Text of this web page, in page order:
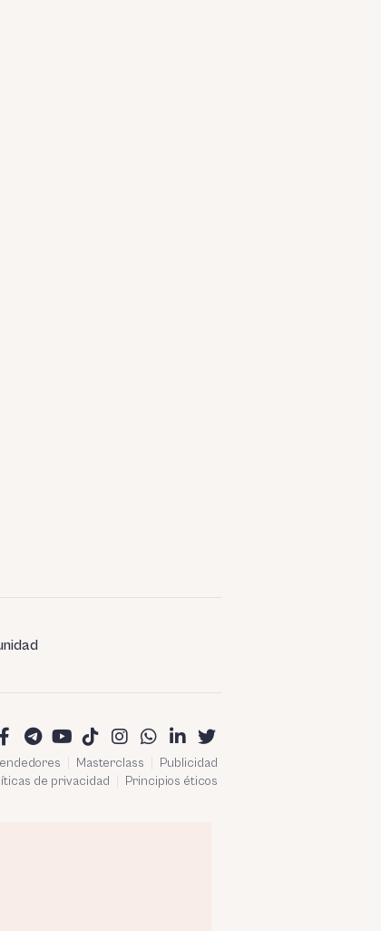
Masterclass
Publicidad
de privacidad Principios éticos